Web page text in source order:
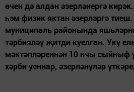
өчен дә алдан әзерләнергә
һәм физик яктан әзерләргә
муниципаль районында
тәрбияләү җитди куелган. Уку
мәктәпләреннән 10 нчы
хәрби уеннар, әзерләнүләр